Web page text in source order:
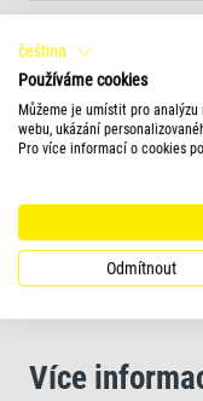
Optimální
Zintenzivnění
kvalitním
Čistá voda a její
tyčinek, které se
Více
čeština
Používáme cookies
Můžeme je umístit pro
webu, ukázání
Pro více informací o cookies
Odmítnout